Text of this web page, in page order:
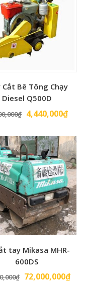
Cắt Bê Tông Chạy
Diesel Q500D
₫ Giá
là:
10,900,000₫.
4,440,000₫Giá
tại
là:
tay Mikasa MHR-
600DS
₫ Giá
72,000,000₫Giá